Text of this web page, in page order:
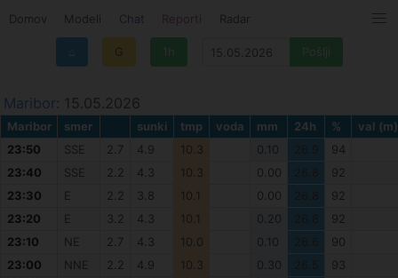
Domov Modeli Chat Reporti Radar
G 1h
Maribor: 15.05.2026
Maribor smer sunki tmp voda mm 24h %
val (m)
23:50
SSE 2.7 4.9 10.3 0.10
94
23:40
SSE 2.2 4.3 10.3 0.00
92
23:30
E 2.2 3.8 10.1 0.00
92
23:20
E 3.2 4.3 10.1 0.20
92
23:10
NE 2.7 4.3 10.0 0.10
90
23:00
NNE 2.2 4.9 10.3 0.30
93